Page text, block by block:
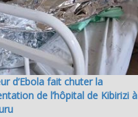
d’Ebola fait chuter la
de l’hôpital de Kibirizi à